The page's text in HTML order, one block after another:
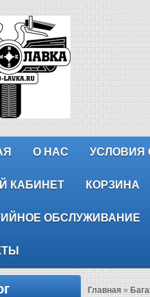
О НАС УСЛОВИЯ
КАБИНЕТ КОРЗИНА
ОБСЛУЖИВАНИЕ
Главная »